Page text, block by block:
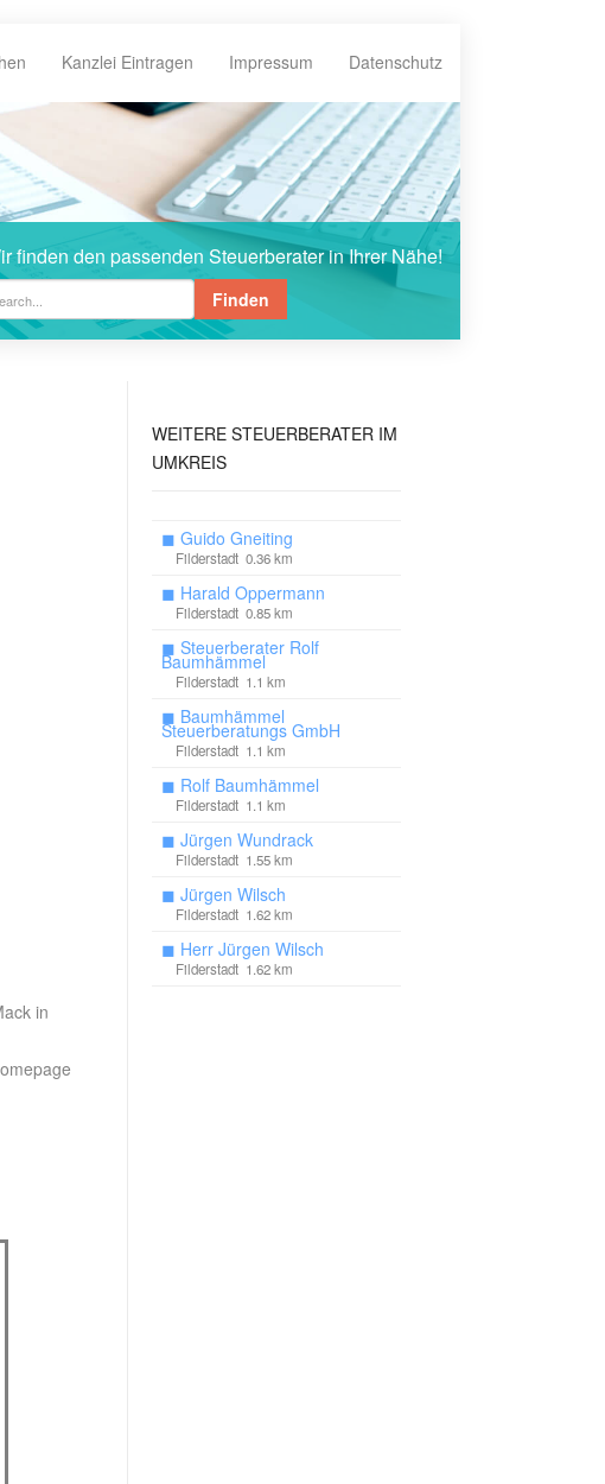
Kanzlei Eintragen Impressum Datenschutz
finden den passenden Steuerberater in Ihrer Nähe!
Finden
in
WEITERE STEUERBERATER IM
UMKREIS
◼ Guido Gneiting
Filderstadt 0.36 km
◼ Harald Oppermann
Filderstadt 0.85 km
◼ Steuerberater Rolf
Baumhämmel
Filderstadt 1.1 km
◼ Baumhämmel
Steuerberatungs GmbH
Filderstadt 1.1 km
◼ Rolf Baumhämmel
Filderstadt 1.1 km
◼ Jürgen Wundrack
Filderstadt 1.55 km
◼ Jürgen Wilsch
Filderstadt 1.62 km
◼ Herr Jürgen Wilsch
Filderstadt 1.62 km